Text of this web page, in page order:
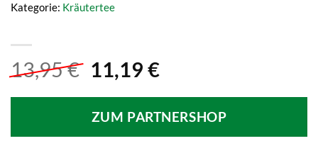
13,95€ Ursprünglicher
war:
13,95 €
11,19 €Aktueller
ist:
11,19 €.
ZUM PARTNERSHOP
Kategorie: Kräutertee